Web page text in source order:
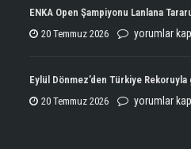
Çifte
ENKA Open Şampiyonu Lanlana
20 Temmuz 2026
ENKA
Şampiyonu
Lanlana
yorumlar
Eylül Dönmez’den Türkiye
20 Temmuz 2026
Eylül
yorumlar